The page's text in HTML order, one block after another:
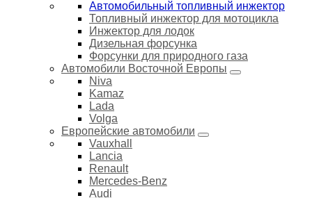
Автомобильный топливный инжектор
Топливный инжектор для мотоцикла
Инжектор для лодок
Дизельная форсунка
Форсунки для природного газа
Автомобили Восточной Европы
Niva
Kamaz
Lada
Volga
Европейские автомобили
Vauxhall
Lancia
Renault
Mercedes-Benz
Audi